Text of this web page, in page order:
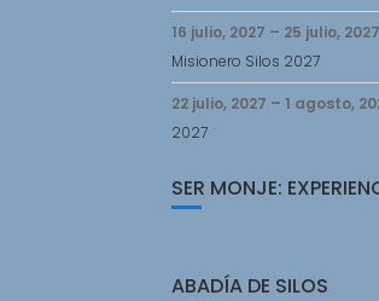
16 julio, 2027 – 25 julio, 2027
Misionero Silos 2027
22 julio, 2027 – 1 agosto,
2027
SER MONJE:
ABADÍA DE SILOS